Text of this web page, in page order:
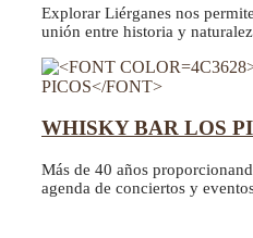
Explorar Liérganes nos
unión entre historia y
WHISKY BAR LOS
Más de 40 años
agenda de conciertos y